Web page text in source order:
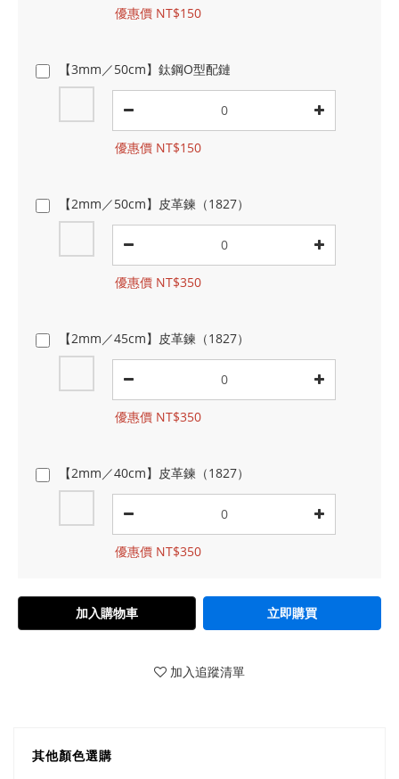
優惠價 NT$150
【3mm／50cm】鈦鋼O型配鏈
優惠價 NT$150
【2mm／50cm】皮革鍊（1827）
優惠價 NT$350
【2mm／45cm】皮革鍊（1827）
優惠價 NT$350
【2mm／40cm】皮革鍊（1827）
優惠價 NT$350
加入購物車 立即購買
加入追蹤清單
其他顏色選購